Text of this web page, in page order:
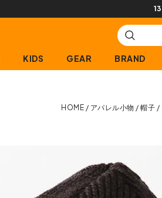
KIDS GEAR BRAND
HOME アパレル小物 帽子